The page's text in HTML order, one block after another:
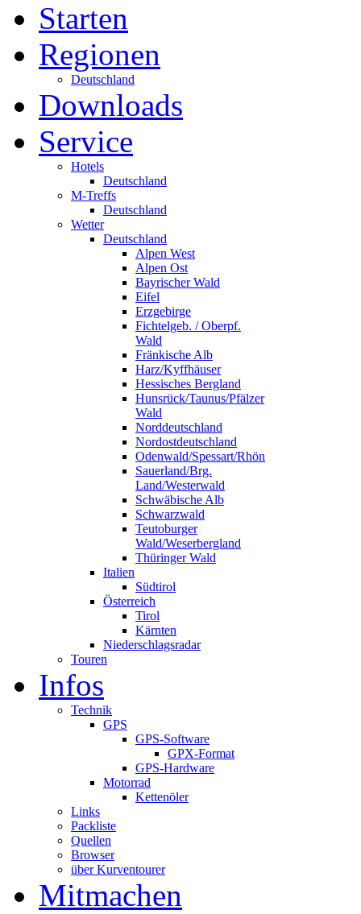
Starten
Regionen
Deutschland
Downloads
Service
Hotels
Deutschland
M-Treffs
Deutschland
Wetter
Deutschland
Alpen West
Alpen Ost
Bayrischer Wald
Eifel
Erzgebirge
Fichtelgeb. / Oberpf.
Wald
Fränkische Alb
Harz/Kyffhäuser
Hessisches Bergland
Hunsrück/Taunus/Pfälzer
Wald
Norddeutschland
Nordostdeutschland
Odenwald/Spessart/Rhön
Sauerland/Brg.
Land/Westerwald
Schwäbische Alb
Schwarzwald
Teutoburger
Wald/Weserbergland
Thüringer Wald
Italien
Südtirol
Österreich
Tirol
Kärnten
Niederschlagsradar
Touren
Infos
Technik
GPS
GPS-Software
GPX-Format
GPS-Hardware
Motorrad
Kettenöler
Links
Packliste
Quellen
Browser
über Kurventourer
Mitmachen